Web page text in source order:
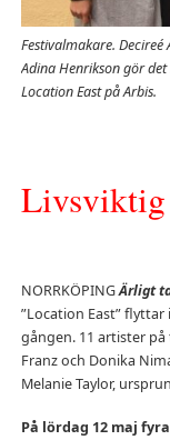
Festivalmakare. Decireé
Adina Henrikson gör
Location East på Arbis.
Livsviktig
NORRKÖPINGÄrligt
”Location East”
gången. 11 artister
Franz och Donika
Melanie Taylor,
På lördag 12 maj